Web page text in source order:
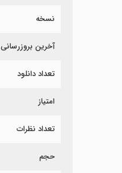
نسخه
آخرین بروزرسانی
تعداد دانلود
امتیاز
تعداد نظرات
حجم